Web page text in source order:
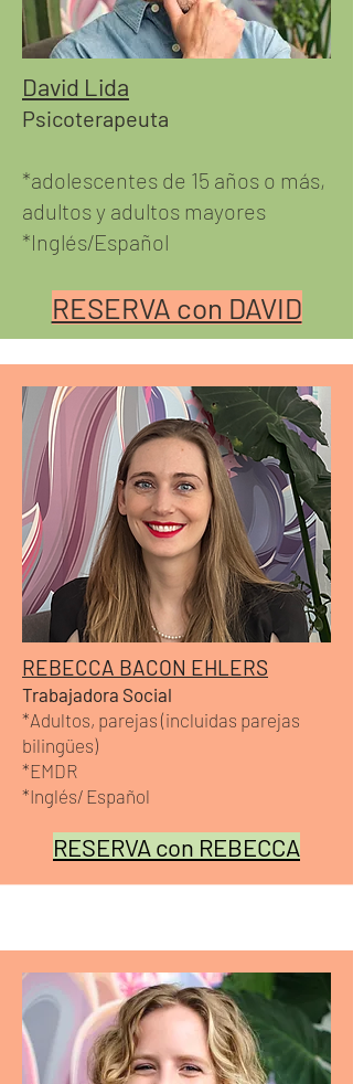
David Lida
Psicoterapeuta
*adolescentes de 15 años o más,
adultos y adultos mayores
*Inglés/Español
RESERVA con DAVID
REBECCA BACON EHLERS
Trabajadora Social
*Adultos, parejas (incluidas parejas
bilingües)
*EMDR
*Inglés/ Español
RESERVA con REBECCA